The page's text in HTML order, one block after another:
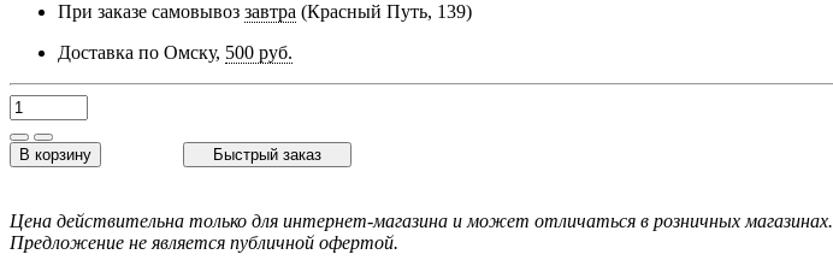
При заказе самовывоз завтра (Красный Путь, 139)
Доставка по Омску, 500 руб.
В корзину Быстрый заказ
Цена действительна только для интернет-магазина и может отличаться в розничных магазинах.
Предложение не является публичной офертой.